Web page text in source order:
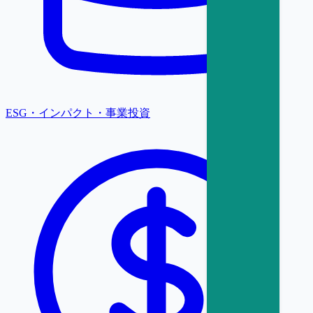
ESG・インパクト・事業投資